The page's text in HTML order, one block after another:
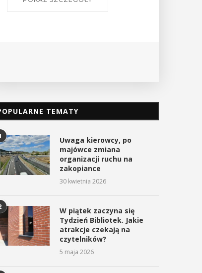
TEMATY
Uwaga kierowcy, po
majówce zmiana
organizacji ruchu na
zakopiance
30 kwietnia 2026
W piątek zaczyna się
Tydzień Bibliotek. Jakie
atrakcje czekają na
czytelników?
5 maja 2026